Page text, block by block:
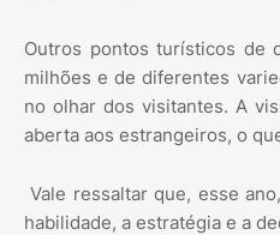
Outros pontos turísticos de
milhões e de diferentes
no olhar dos visitantes. A
aberta aos estrangeiros, o
Vale ressaltar que, esse
habilidade, a estratégia e a